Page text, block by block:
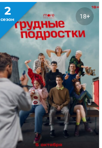
Трудные подростки
1